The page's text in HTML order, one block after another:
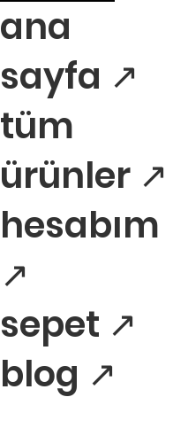
ana
sayfa ↗
tüm
ürünler ↗
hesabım
↗
sepet ↗
blog ↗